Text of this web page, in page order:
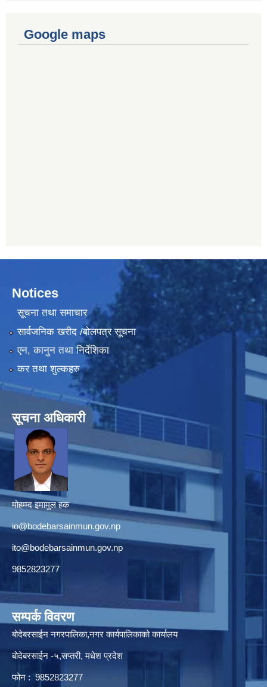
Google maps
Notices
सूचना तथा समाचार
सार्वजनिक खरीद /बोलपत्र सूचना
एन, कानुन तथा निर्देशिका
कर तथा शुल्कहरु
सूचना अधिकारी
मोहम्म्द इमामुल हक
io@bodebarsainmun.gov.np
ito@bodebarsainmun.gov.np
9852823277
सम्पर्क विवरण
बोदेबरसाईन नगरपालिका,नगर कार्यपालिकाको कार्यालय
बोदेबरसाईन -५,सप्तरी, मधेश प्रदेश
फोन : 9852823277